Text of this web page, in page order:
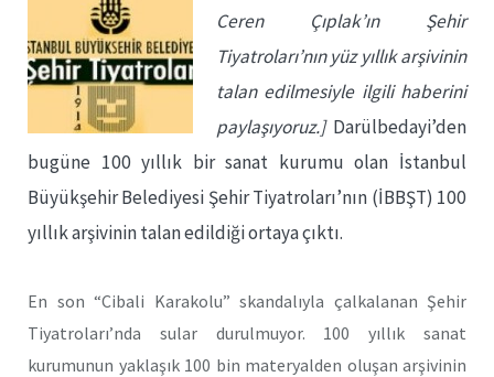
Ceren Çıplak’ın Şehir
Tiyatroları’nın yüz yıllık arşivinin
talan edilmesiyle ilgili haberini
paylaşıyoruz.] Darülbedayi’den
bugüne 100 yıllık bir sanat kurumu olan İstanbul
Büyükşehir Belediyesi Şehir Tiyatroları’nın (İBBŞT) 100
yıllık arşivinin talan edildiği ortaya çıktı.
En son “Cibali Karakolu” skandalıyla çalkalanan Şehir
Tiyatroları’nda sular durulmuyor. 100 yıllık sanat
kurumunun yaklaşık 100 bin materyalden oluşan arşivinin